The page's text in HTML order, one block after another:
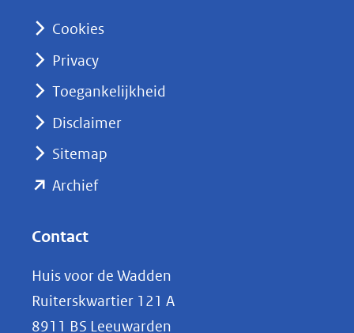
nieuw
naar
Cookies
Privacy
Toegankelijkheid
Disclaimer
Sitemap
Archief(opent
(verwijst
naar
Contact
Huis voor de Wadden
Ruiterskwartier 121 A
8911 BS Leeuwarden